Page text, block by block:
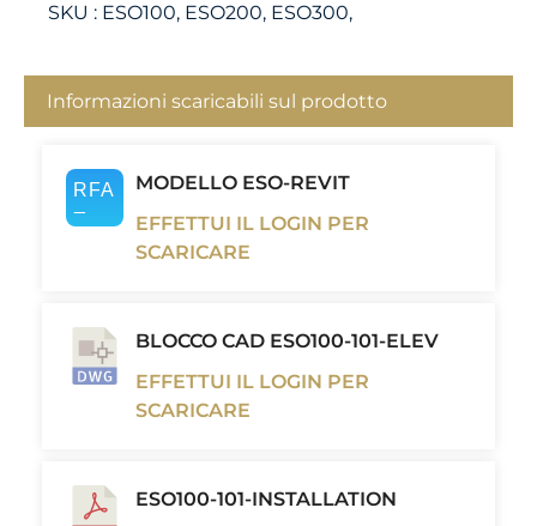
SKU : ESO100, ESO200, ESO300,
Informazioni scaricabili sul prodotto
MODELLO ESO-REVIT
EFFETTUI IL LOGIN PER
SCARICARE
BLOCCO CAD ESO100-101-ELEV
EFFETTUI IL LOGIN PER
SCARICARE
ESO100-101-INSTALLATION